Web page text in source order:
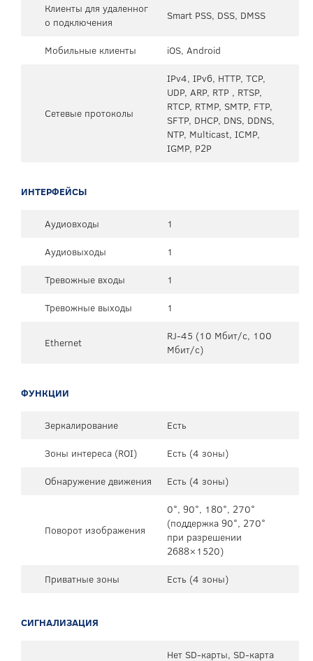
Клиенты для удаленног
о подключения
Smart PSS, DSS, DMSS
Мобильные клиенты iOS, Android
Сетевые протоколы
IPv4, IPv6, HTTP, TCP,
UDP, ARP, RTP , RTSP,
RTCP, RTMP, SMTP, FTP,
SFTP, DHCP, DNS, DDNS,
NTP, Multicast, ICMP,
IGMP, P2P
ИНТЕРФЕЙСЫ
Аудиовходы
1
Аудиовыходы
1
Тревожные входы
1
Тревожные выходы
1
Ethernet
RJ-45 (10 Мбит/с, 100
Мбит/с)
ФУНКЦИИ
Зеркалирование
Есть
Зоны интереса (ROI)
Есть (4 зоны)
Обнаружение движения
Есть (4 зоны)
Поворот изображения
0°, 90°, 180°, 270°
(поддержка 90°, 270°
при разрешении
2688×1520)
Приватные зоны
Есть (4 зоны)
СИГНАЛИЗАЦИЯ
Нет SD-карты, SD-карта